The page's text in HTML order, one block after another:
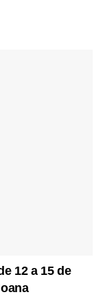
12 a 15 de